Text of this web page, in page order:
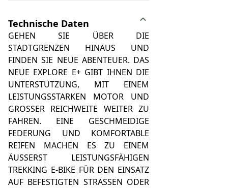
Technische Daten
GEHEN SIE ÜBER DIE
STADTGRENZEN HINAUS UND
FINDEN SIE NEUE ABENTEUER. DAS
NEUE EXPLORE E+ GIBT IHNEN DIE
UNTERSTÜTZUNG, MIT EINEM
LEISTUNGSSTARKEN MOTOR UND
GROSSER REICHWEITE WEITER ZU
FAHREN. EINE GESCHMEIDIGE
FEDERUNG UND KOMFORTABLE
REIFEN MACHEN ES ZU EINEM
ÄUSSERST LEISTUNGSFÄHIGEN
TREKKING E-BIKE FÜR DEN EINSATZ
AUF BEFESTIGTEN STRASSEN ODER